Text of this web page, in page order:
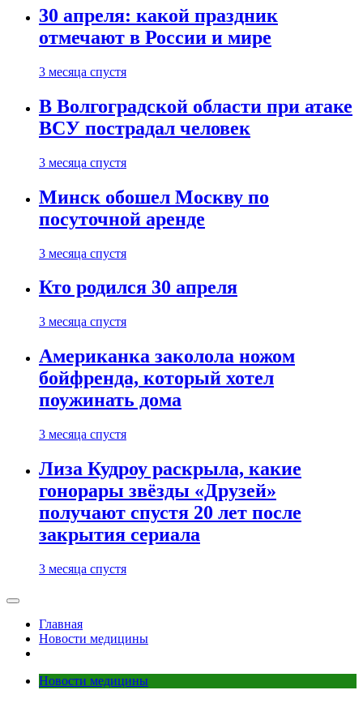
30 апреля: какой праздник
отмечают в России и мире
3 месяца спустя
В Волгоградской области при атаке
ВСУ пострадал человек
3 месяца спустя
Минск обошел Москву по
посуточной аренде
3 месяца спустя
Кто родился 30 апреля
3 месяца спустя
Американка заколола ножом
бойфренда, который хотел
поужинать дома
3 месяца спустя
Лиза Кудроу раскрыла, какие
гонорары звёзды «Друзей»
получают спустя 20 лет после
закрытия сериала
3 месяца спустя
Главная
Новости медицины
Новости медицины